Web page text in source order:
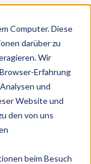
Computer. Diese
darüber zu
Wir
Erfahrung
und
Website und
den von uns
beim Besuch